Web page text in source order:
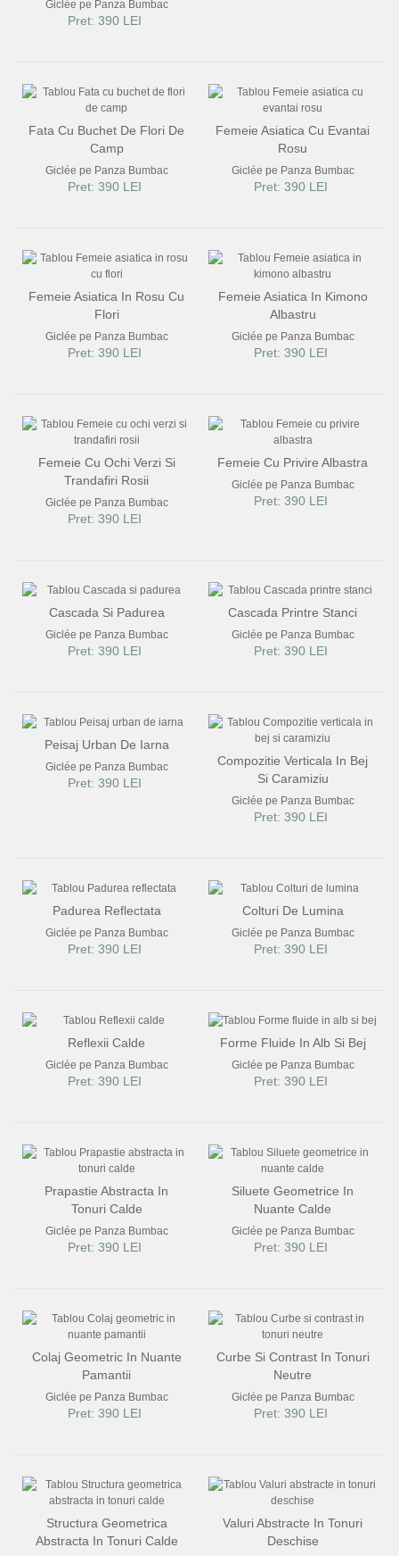
Giclée pe Panza Bumbac
Pret: 390 LEI
Fata Cu Buchet De Flori De
Camp
Giclée pe Panza Bumbac
Pret: 390 LEI
Femeie Asiatica Cu Evantai
Rosu
Giclée pe Panza Bumbac
Pret: 390 LEI
Femeie Asiatica In Rosu Cu
Flori
Giclée pe Panza Bumbac
Pret: 390 LEI
Femeie Asiatica In Kimono
Albastru
Giclée pe Panza Bumbac
Pret: 390 LEI
Femeie Cu Ochi Verzi Si
Trandafiri Rosii
Giclée pe Panza Bumbac
Pret: 390 LEI
Femeie Cu Privire Albastra
Giclée pe Panza Bumbac
Pret: 390 LEI
Cascada Si Padurea
Giclée pe Panza Bumbac
Pret: 390 LEI
Cascada Printre Stanci
Giclée pe Panza Bumbac
Pret: 390 LEI
Peisaj Urban De Iarna
Giclée pe Panza Bumbac
Pret: 390 LEI
Compozitie Verticala In Bej
Si Caramiziu
Giclée pe Panza Bumbac
Pret: 390 LEI
Padurea Reflectata
Giclée pe Panza Bumbac
Pret: 390 LEI
Colturi De Lumina
Giclée pe Panza Bumbac
Pret: 390 LEI
Reflexii Calde
Giclée pe Panza Bumbac
Pret: 390 LEI
Forme Fluide In Alb Si Bej
Giclée pe Panza Bumbac
Pret: 390 LEI
Prapastie Abstracta In
Tonuri Calde
Giclée pe Panza Bumbac
Pret: 390 LEI
Siluete Geometrice In
Nuante Calde
Giclée pe Panza Bumbac
Pret: 390 LEI
Colaj Geometric In Nuante
Pamantii
Giclée pe Panza Bumbac
Pret: 390 LEI
Curbe Si Contrast In Tonuri
Neutre
Giclée pe Panza Bumbac
Pret: 390 LEI
Structura Geometrica
Abstracta In Tonuri Calde
Valuri Abstracte In Tonuri
Deschise